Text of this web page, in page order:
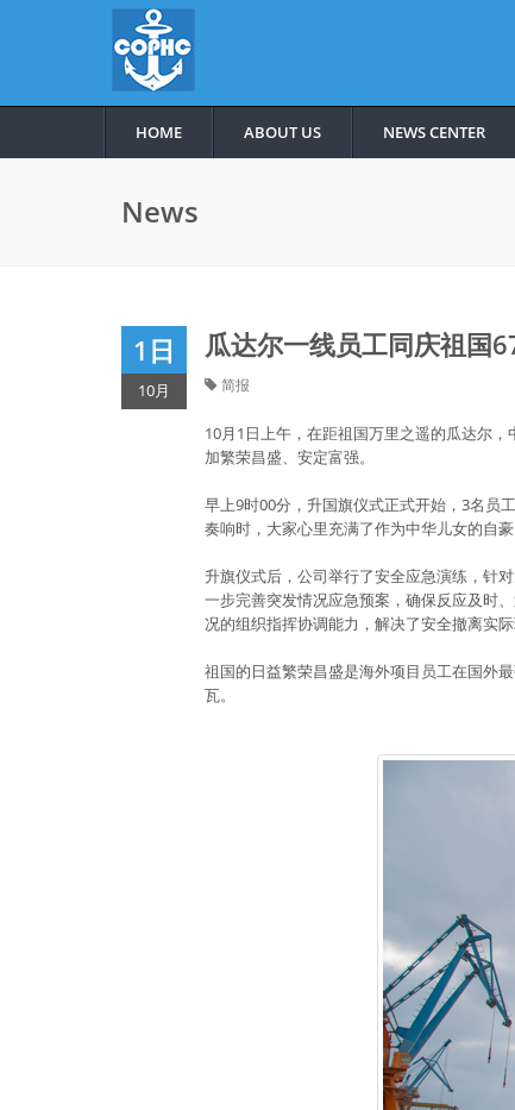
HOME ABOUT US NEWS CENTER
News
1日
10月
瓜达尔一线员工同庆祖国
简报
10月1日上午，在距祖国万里之遥的瓜达尔
加繁荣昌盛、安定富强。
早上9时00分，升国旗仪式正式开始，3名员
奏响时，大家心里充满了作为中华儿女的自
升旗仪式后，公司举行了安全应急演练，针
一步完善突发情况应急预案，确保反应及时
况的组织指挥协调能力，解决了安全撤离实
祖国的日益繁荣昌盛是海外项目员工在国外
瓦。